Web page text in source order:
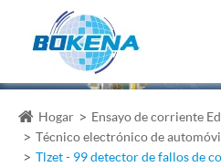
Hogar
Ensayo de corriente
Técnico electrónico de
Tlzet - 99 detector de fallos de